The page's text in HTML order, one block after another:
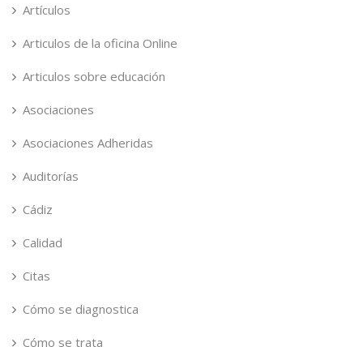
Artículos
Articulos de la oficina Online
Articulos sobre educación
Asociaciones
Asociaciones Adheridas
Auditorías
Cádiz
Calidad
Citas
Cómo se diagnostica
Cómo se trata